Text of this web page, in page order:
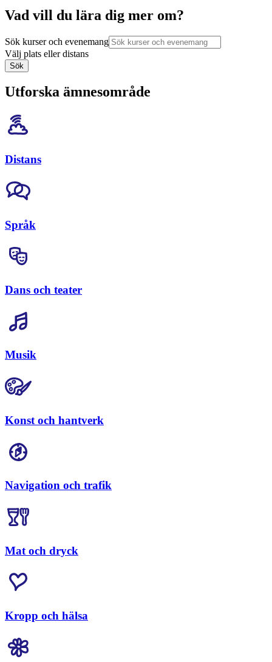
Vad vill du lära dig mer om?
Sök kurser och evenemang
Välj plats eller distans
Sök
Utforska ämnesområde
Distans
Språk
Dans och teater
Musik
Konst och hantverk
Navigation och trafik
Mat och dryck
Kropp och hälsa